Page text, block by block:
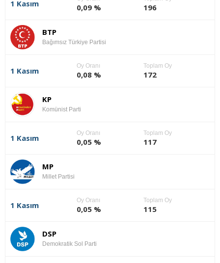
1 Kasım 0,09 % 196
BTP
Bağımsız Türkiye Partisi
1 Kasım
Oy Oranı
0,08 %
Toplam Oy
172
KP
Komünist Parti
1 Kasım
Oy Oranı
0,05 %
Toplam Oy
117
MP
Millet Partisi
1 Kasım
Oy Oranı
0,05 %
Toplam Oy
115
DSP
Demokratik Sol Parti